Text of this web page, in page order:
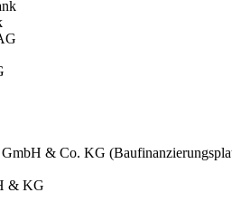
& Co. KG
& KG